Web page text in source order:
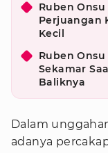
Ruben
Perjuangan
Kecil
Ruben
Sekamar
Baliknya
Dalam
adanya